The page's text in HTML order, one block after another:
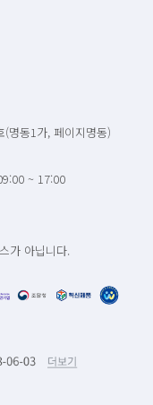
명동1가, 페이지명동)
~ 17:00
가 아닙니다.